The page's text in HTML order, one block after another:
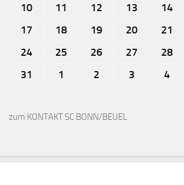
10
11 12 13 14
17
18 19 20 21
24
25 26 27 28
31
1 2 3 4
zum KONTAKT SC BONN/BEUEL